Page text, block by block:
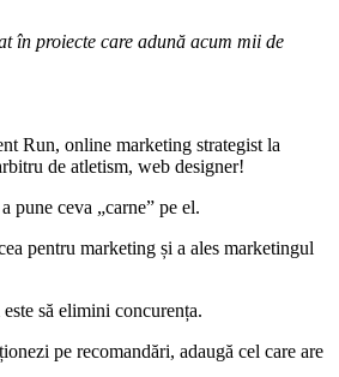
în proiecte care adună acum mii de
Run, online marketing strategist la
de atletism, web designer!
pune ceva „carne” pe el.
pentru marketing și a ales marketingul
să elimini concurența.
pe recomandări, adaugă cel care are